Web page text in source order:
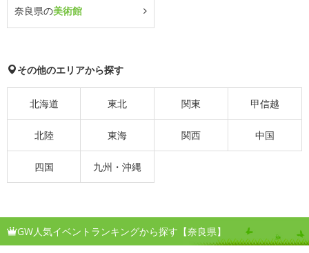
奈良県の美術館
その他のエリアから探す
北海道 東北 関東 甲信越
北陸 東海 関西 中国
四国 九州・沖縄
GW人気イベントランキングから探す【奈良県】